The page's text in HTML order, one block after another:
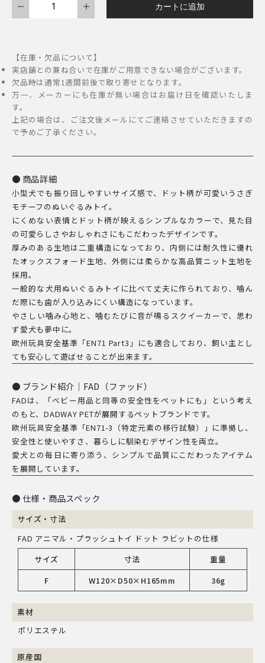
ル・
プ
ラ
ッ
シ
イ
ド
ッ
ト
ラ
ビ
ッ
ト
／
ANIMAL
PLUSH
TOY
RABBIT
個
カートに追加
【在庫・欠品について】
実店舗との兼ね合いで在庫がご用意できない場合がございます。
欠品時は通常1週間前後で取り寄せとなります。
万一、メーカーにも在庫が無い場合はお届け日を確認いたしま
す。
上記の場合は、ご注文後メールにてご連絡させていただきますの
で予めご了承ください。
商品詳細
小型犬でも振り回しやすいサイズ感で、ドット柄が可愛いうさぎ
モチーフのぬいぐるみトイ。
にくめない表情とドット柄が映えるシンプルなカラーで、見た目
の可愛らしさやおしゃれさにもこだわったデザインです。
厚みのある生地は二重構造になっており、内側には耐久性に優れ
たオックスフォード生地、外側には柔らかな高品質ニット生地を
採用。
一般的な犬用ぬいぐるみトイに比べて丈夫に作られており、噛ん
だ際にも歯が入り込みにくい構造になっています。
やさしい噛み心地と、噛むたびに音が鳴るスクイーカーで、思わ
ず愛犬も夢中に。
欧州玩具安全基準「EN71 Part3」にも適合しており、飼い主とし
ても安心して遊ばせることが出来ます。
ブランド紹介｜FAD（ファッド）
FADは、「ベビー用品と同等の安全性をペットにも」という考え
のもと、DADWAY PETが展開するペットブランドです。
欧州玩具安全基準「EN71-3（特定元素の移行試験）」に準拠し、
安全性と使いやすさ、暮らしに馴染むデザイン性を両立。
愛犬との毎日に寄り添う、シンプルで品質にこだわったアイテム
を展開しています。
仕様・商品スペック
サイズ・寸法
FAD アニマル・プラッシュトイ ドット ラビットの仕様
サイズ
寸法
重量
F
W120×D50×H165mm 36g
素材
ポリエステル
原産国